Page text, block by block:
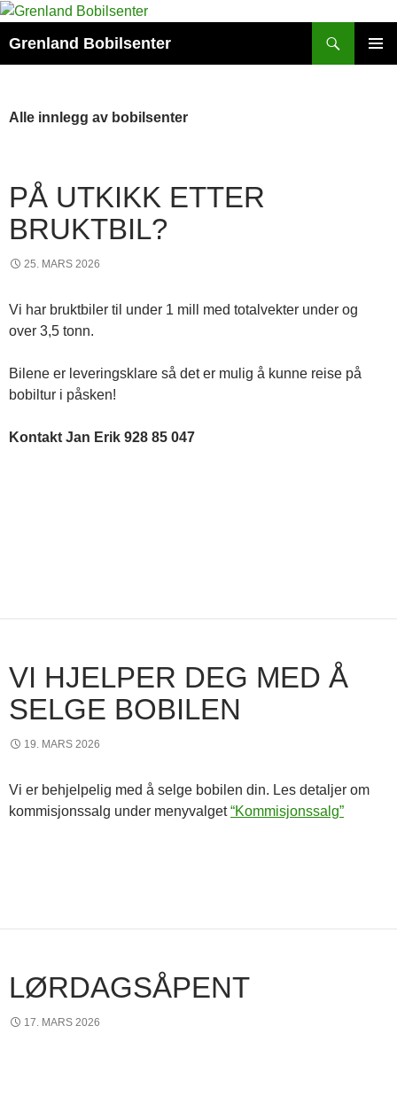
Hopp
innhold
Grenland Bobilsenter
Alle innlegg av bobilsenter
PÅ UTKIKK ETTER
BRUKTBIL?
25. MARS 2026
Vi har bruktbiler til under 1 mill med totalvekter under og
over 3,5 tonn.
Bilene er leveringsklare så det er mulig å kunne reise på
bobiltur i påsken!
Kontakt Jan Erik 928 85 047
VI HJELPER DEG MED Å
SELGE BOBILEN
19. MARS 2026
Vi er behjelpelig med å selge bobilen din. Les detaljer om
kommisjonssalg under menyvalget“Kommisjonssalg”
LØRDAGSÅPENT
17. MARS 2026